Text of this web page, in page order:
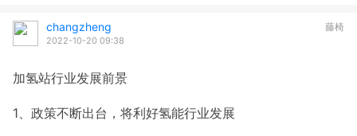
藤椅
changzheng
2022-10-20 09:38
加氢站行业发展前景
1、政策不断出台，将利好氢能行业发展